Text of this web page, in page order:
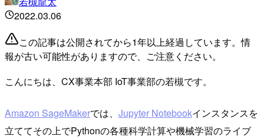
2022.03.06
この記事は公開されてから1年以上経過しています。情
報が古い可能性がありますので、ご注意ください。
こんにちは、CX事業本部 IoT事業部の若槻です。
Amazon SageMakerでは、 Jupyter Notebookインスタンスを
立ててその上でPythonの各種科学計算や機械学習のライブ